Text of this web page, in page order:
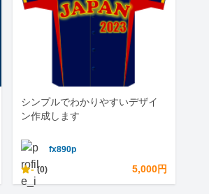
シンプルでわかりやすいデザイ
ン作成します
fx890p
- (0) 5,000円